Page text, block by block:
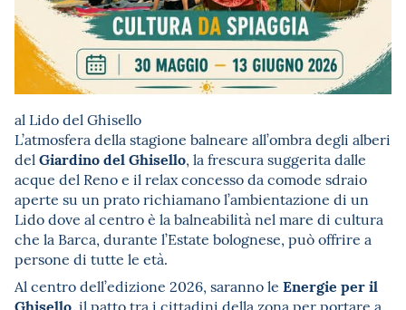
al Lido del Ghisello
L’atmosfera della stagione balneare all’ombra degli alberi
del Giardino del Ghisello, la frescura suggerita dalle
acque del Reno e il relax concesso da comode sdraio
aperte su un prato richiamano l’ambientazione di un
Lido dove al centro è la balneabilità nel mare di cultura
che la Barca, durante l’Estate bolognese, può offrire a
persone di tutte le età.
Al centro dell’edizione 2026, saranno le Energie per il
Ghisello, il patto tra i cittadini della zona per portare a